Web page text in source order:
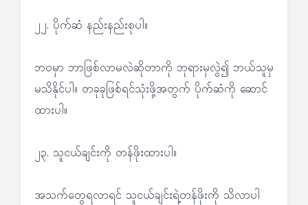
၂၂. ပိုက်ဆံ နည်းနည်းစုပါ။
ဘဝမှာ ဘာဖြစ်လာမလဲဆိုတာကို ဘုရားမှလွဲ၍ ဘယ်သူမှ
မသိနိုင်ပါ။ တခုခုဖြစ်ရင်သုံးဖို့အတွက် ပိုက်ဆံကို ဆောင်
ထားပါ။
၂၃. သူငယ်ချင်းကို တန်ဖိုးထားပါ။
အသက်တွေရလာရင် သူငယ်ချင်းရဲ့တန်ဖိုးကို သိလာပါ